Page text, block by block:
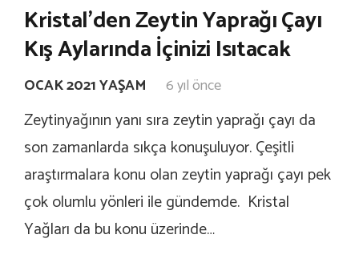
Kristal’den Zeytin Yaprağı Çayı
Kış Aylarında İçinizi Isıtacak
OCAK 2021 YAŞAM 6 yıl önce
Zeytinyağının yanı sıra zeytin yaprağı çayı da
son zamanlarda sıkça konuşuluyor. Çeşitli
araştırmalara konu olan zeytin yaprağı çayı pek
çok olumlu yönleri ile gündemde. Kristal
Yağları da bu konu üzerinde…